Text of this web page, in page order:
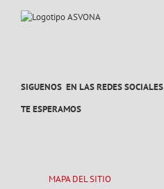
SIGUENOS EN LAS REDES SOCIALES
TE ESPERAMOS
MAPA DEL SITIO